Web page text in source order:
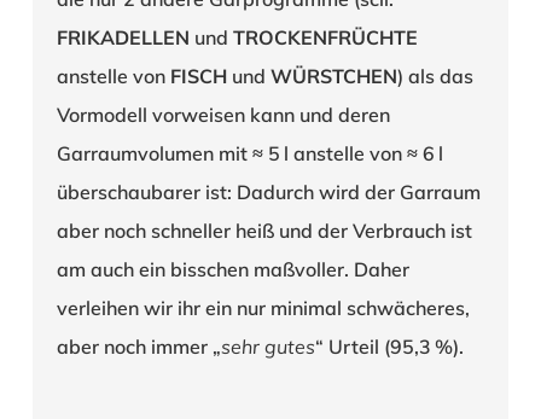
FRIKADELLEN und TROCKENFRÜCHTE
anstelle von FISCHund WÜRSTCHEN) als das
Vormodell vorweisen kann und deren
Garraumvolumen mit ≈ 5 l anstelle von ≈ 6 l
überschaubarer ist: Dadurch wird der Garraum
aber noch schneller heiß und der Verbrauch ist
am auch ein bisschen maßvoller. Daher
verleihen wir ihr ein nur minimal schwächeres,
aber noch immer „sehr gutes“ Urteil (95,3 %).